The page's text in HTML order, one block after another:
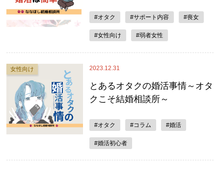
#オタク #サポート内容 #喪女
#女性向け #弱者女性
2023.12.31
女性向け
とあるオタクの婚活事情～オタ
クこそ結婚相談所～
#オタク #コラム #婚活
#婚活初心者